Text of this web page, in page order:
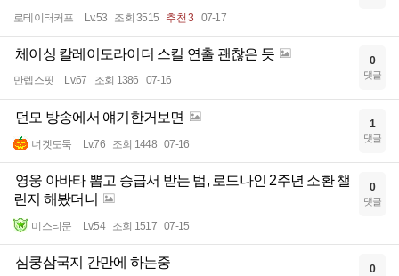
로테이터커프 Lv.53 조회 3515 추천 3 07-17
체이싱 칼레이도라이더 스킬 연출 괜찮은 듯
만렙스핏 Lv.67 조회 1386 07-16
0
댓글
던모 방송에서 얘기한거보면
너겟도둑 Lv.76 조회 1448 07-16
1
댓글
영웅 아바타 뽑고 승급서 받는 법, 로드나인 2주년 소환 챌
린지 해봤더니
미스티문 Lv.54 조회 1517 07-15
0
댓글
심쿵삼국지 간만에 하는중 0